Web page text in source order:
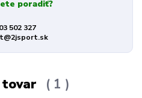
poradiť?
502 327
tovar 1